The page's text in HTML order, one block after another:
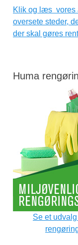
Klik og læs vores
oversete steder,
der skal gøres rent
Huma
Se et